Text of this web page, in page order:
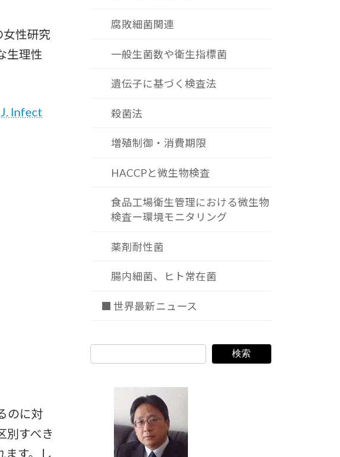
性研究
生理性
Infect
のに対
別すべき
す。し
腐敗細菌関連
一般生菌数や衛生指標菌
遺伝子に基づく検査法
殺菌法
増殖制御・消費期限
HACCPと微生物検査
食品工場衛生管理における微生物
検査ー環境モニタリング
薬剤耐性菌
腸内細菌、ヒト常在菌
■ 世界最新ニュース
検索